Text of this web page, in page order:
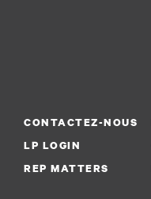
CONTACTEZ-NOUS
LP LOGIN
REP MATTERS